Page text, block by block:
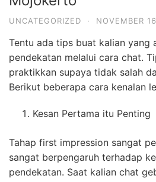
UNCATEGORIZED · NOVEMBER
Tentu ada tips buat kalian yang
pendekatan melalui cara chat.
praktikkan supaya tidak salah
Berikut beberapa cara kenalan
Kesan Pertama itu Penting
Tahap first impression sangat
sangat berpengaruh terhadap
pendekatan. Saat kalian chat